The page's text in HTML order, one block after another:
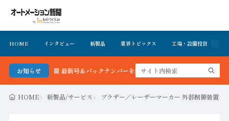
HOME インタビュー 新製品 業界トピックス 工場・設備投資
お知らせ
ション新聞 最新号＆バックナンバーを無料で公開中 詳細はこちら
HOME 新製品/サービス ブラザー／レーザーマーカー 外部制御装置を